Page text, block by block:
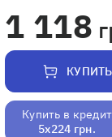
1 118
КУПИТЬ
Купить в кредит
5x224 грн.